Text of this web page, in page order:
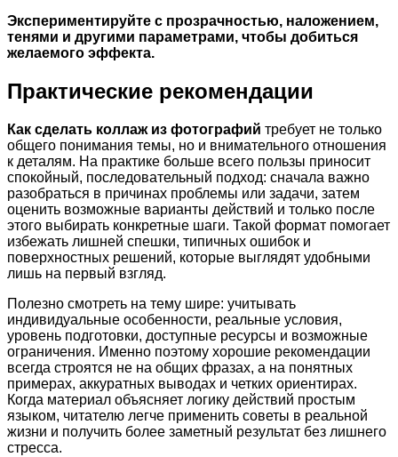
Экспериментируйте с прозрачностью, наложением,
тенями и другими параметрами, чтобы добиться
желаемого эффекта.
Практические рекомендации
Как сделать коллаж из фотографий требует не только
общего понимания темы, но и внимательного отношения
к деталям. На практике больше всего пользы приносит
спокойный, последовательный подход: сначала важно
разобраться в причинах проблемы или задачи, затем
оценить возможные варианты действий и только после
этого выбирать конкретные шаги. Такой формат помогает
избежать лишней спешки, типичных ошибок и
поверхностных решений, которые выглядят удобными
лишь на первый взгляд.
Полезно смотреть на тему шире: учитывать
индивидуальные особенности, реальные условия,
уровень подготовки, доступные ресурсы и возможные
ограничения. Именно поэтому хорошие рекомендации
всегда строятся не на общих фразах, а на понятных
примерах, аккуратных выводах и четких ориентирах.
Когда материал объясняет логику действий простым
языком, читателю легче применить советы в реальной
жизни и получить более заметный результат без лишнего
стресса.